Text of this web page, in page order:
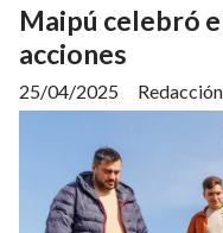
Maipú celebró
acciones
25/04/2025